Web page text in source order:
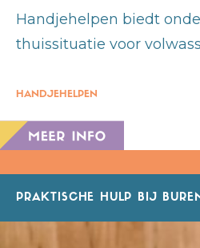
Handjehelpen biedt
thuissituatie voor
HANDJEHELPEN
PRAKTISCHE HULP BIJ